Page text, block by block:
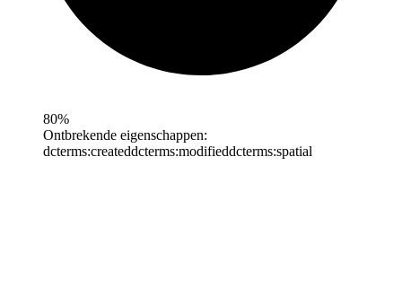
80%
Ontbrekende eigenschappen:
dcterms:createddcterms:modifieddcterms:spatial